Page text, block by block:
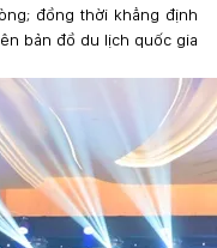
đồng thời khẳng định
bản đồ du lịch quốc gia